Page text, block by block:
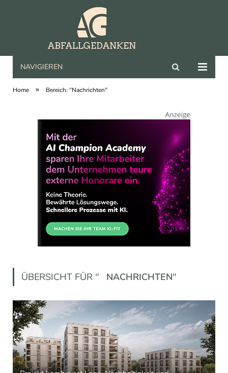
abfallgedanken.de
NAVIGIEREN
Home » Bereich: "Nachrichten"
ÜBERSICHT FÜR " NACHRICHTEN"